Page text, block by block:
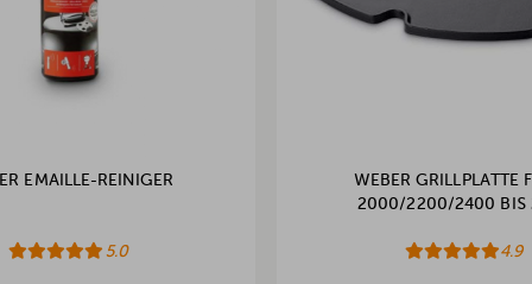
EMAILLE-REINIGER
5.0
WEBER GRILLPLATTE
2000/2200/2400 BIS
4.9